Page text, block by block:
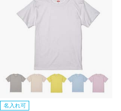
名入れ可